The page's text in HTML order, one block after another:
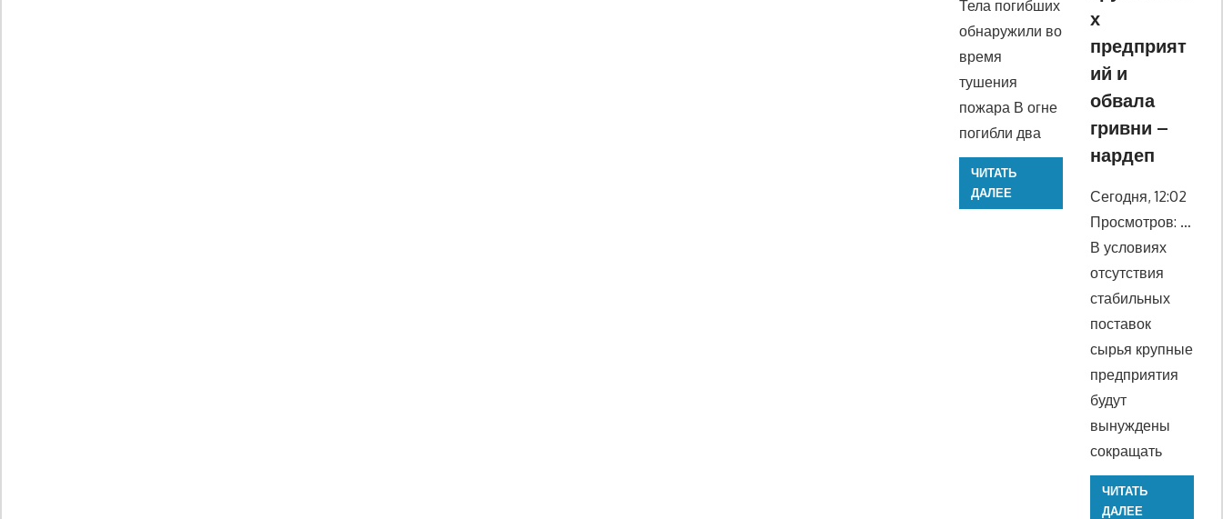
Тела погибших
обнаружили во
время
тушения
пожара В огне
погибли два
ЧИТАТЬ
ДАЛЕЕ
х
предприят
ий и
обвала
гривни –
нардеп
Сегодня, 12:02
Просмотров: …
В условиях
отсутствия
стабильных
поставок
сырья крупные
предприятия
будут
вынуждены
сокращать
ЧИТАТЬ
ДАЛЕЕ